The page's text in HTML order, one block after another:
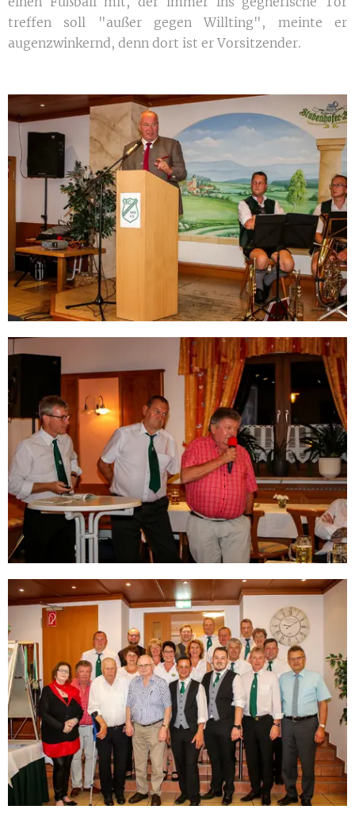
treffen soll "außer gegen Willting", meinte er
augenzwinkernd, denn dort ist er Vorsitzender.